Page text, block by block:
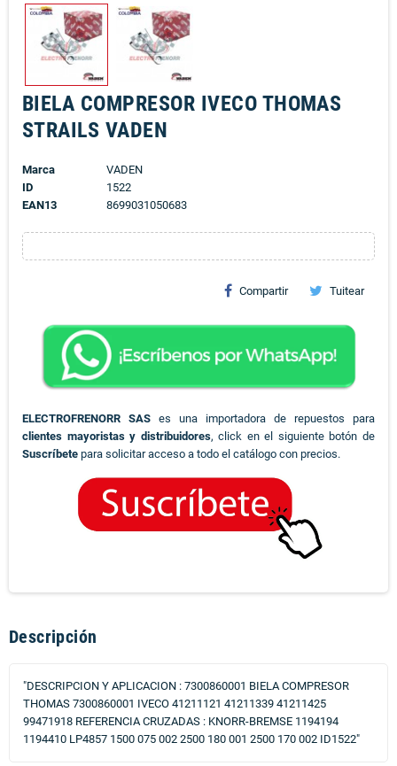
BIELA COMPRESOR IVECO THOMAS
STRAILS VADEN
Marca
VADEN
ID
1522
EAN13
8699031050683
Compartir Tuitear
ELECTROFRENORR SAS es una importadora de repuestos para
clientes mayoristas y distribuidores, click en el siguiente botón de
Suscríbete para solicitar acceso a todo el catálogo con precios.
Descripción
"DESCRIPCION Y APLICACION : 7300860001 BIELA COMPRESOR
THOMAS 7300860001 IVECO 41211121 41211339 41211425
99471918 REFERENCIA CRUZADAS : KNORR-BREMSE 1194194
1194410 LP4857 1500 075 002 2500 180 001 2500 170 002 ID1522"